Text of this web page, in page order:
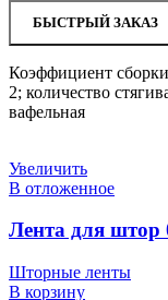
БЫСТРЫЙ ЗАКАЗ
Коэффициент
2; количество
вафельная
Увеличить
В отложенное
Лента для штор
Шторные ленты
В корзину